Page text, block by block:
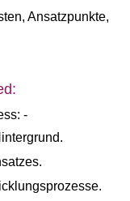
Ansatzpunkte,
-